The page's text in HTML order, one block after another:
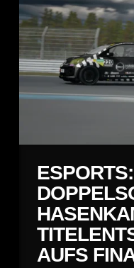
ESPORTS:
AUFS